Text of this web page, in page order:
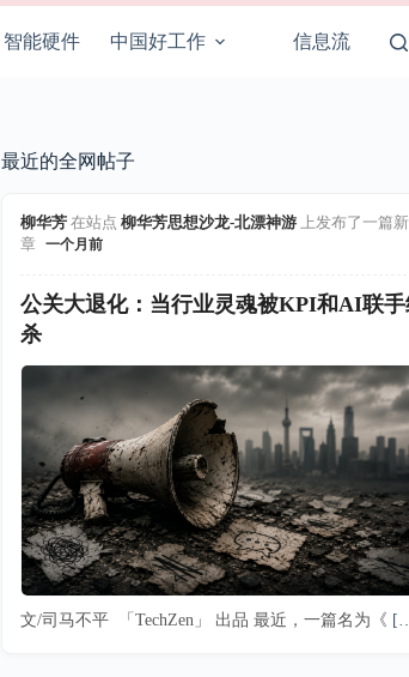
智能硬件 中国好工作 信息流
最近的全网帖子
柳华芳在站点 柳华芳思想沙龙-北漂神游上发布了一篇
章
一个月前
公关大退化：当行业灵魂被KPI和AI联手
杀
文/司马不平 「TechZen」 出品 最近，一篇名为《